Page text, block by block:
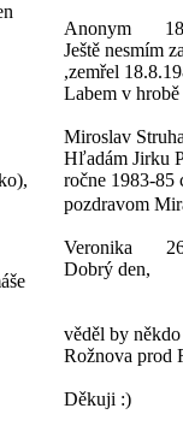
Anonym
Ještě nesmím
,zemřel
Labem v
Miroslav
Hľadám Jirku
ročne 1983-85
pozdravom
Veronika
Dobrý den,
věděl by
Rožnova prod
Děkuji :)